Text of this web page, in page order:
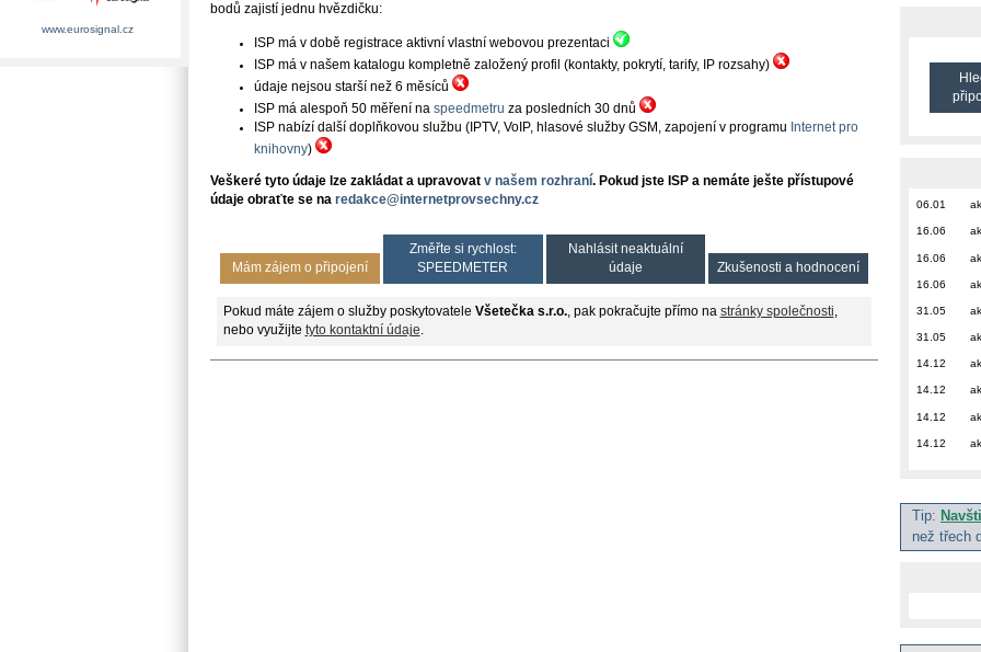
bodů zajistí jednu hvězdičku:
ISP má v době registrace aktivní vlastní webovou prezentaci
ISP má v našem katalogu kompletně založený profil (kontakty, pokrytí, tarify, IP rozsahy)
údaje nejsou starší než 6 měsíců
ISP má alespoň 50 měření na speedmetru za posledních 30 dnů
ISP nabízí další doplňkovou službu (IPTV, VoIP, hlasové služby GSM, zapojení v programu Internet pro
knihovny)
Veškeré tyto údaje lze zakládat a upravovat v našem rozhraní. Pokud jste ISP a nemáte ješte přístupové
údaje obraťte se na redakce@internetprovsechny.cz
Mám zájem o připojení
Změřte si rychlost:
SPEEDMETER
Nahlásit neaktuální
údaje
Zkušenosti a hodnocení
Pokud máte zájem o služby poskytovatele Všetečka s.r.o., pak pokračujte přímo na stránky společnosti
nebo využijte tyto kontaktní údaje
06.01
16.06
16.06
16.06
31.05
31.05
14.12
14.12
14.12
14.12
Tip:
než třech
www.eurosignal.cz